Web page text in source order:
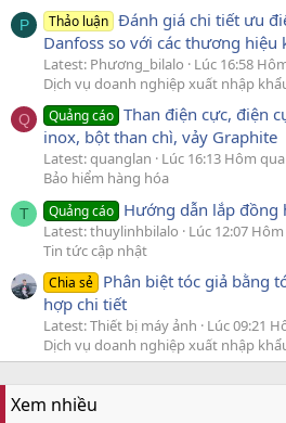
P Thảo luận Đánh giá chi tiết ưu
Danfoss so với các thương hiệu
Latest: Phương_bilalo
Lúc 16:58
Dịch vụ doanh nghiệp xuất nhập
Q Quảng cáo Than điện cực, điện
inox, bột than chì, vảy Graphite
Latest: quanglan
Lúc 16:13 Hôm qua
Bảo hiểm hàng hóa
T Quảng cáo Hướng dẫn lắp đồng
Latest: thuylinhbilalo
Lúc 12:07
Tin tức cập nhật
Chia sẻ Phân biệt tóc giả bằng
hợp chi tiết
Latest: Thiết bị máy ảnh
Lúc 09:21
Dịch vụ doanh nghiệp xuất nhập
Xem nhiều